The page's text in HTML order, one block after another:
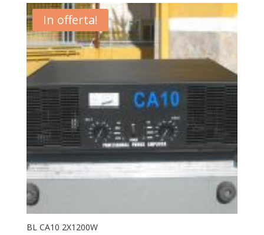
In offerta!
BL CA10 2X1200W